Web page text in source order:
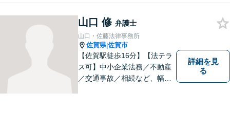
ぐように、丁寧にお悩みをお
伺いいたします。
山口 修 弁護士
山口・佐藤法律事務所
佐賀県|佐賀市
【佐賀駅徒歩16分】【法テラ
ス可】中小企業法務／不動産
／交通事故／相続など、幅広
詳細を見
る